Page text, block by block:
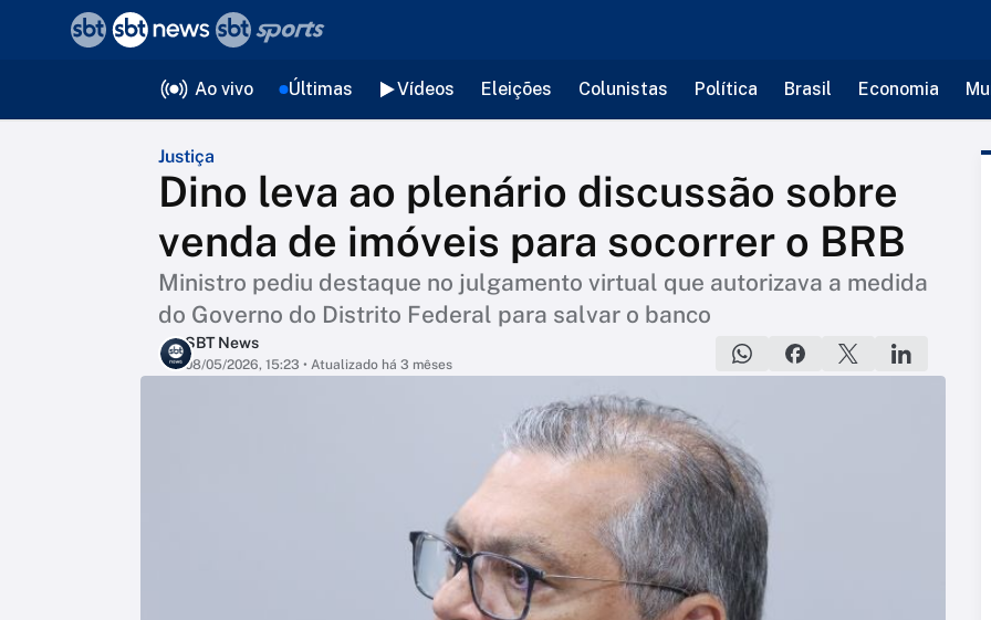
Ao vivo Últimas Vídeos Eleições Colunistas Política Brasil Economia
Justiça
Dino leva ao plenário discussão sobre
venda de imóveis para socorrer o BRB
Ministro pediu destaque no julgamento virtual que autorizava a medida
do Governo do Distrito Federal para salvar o banco
SBT News
08/05/2026, 15:23 • Atualizado há 3 mêses
voltar
Editorias